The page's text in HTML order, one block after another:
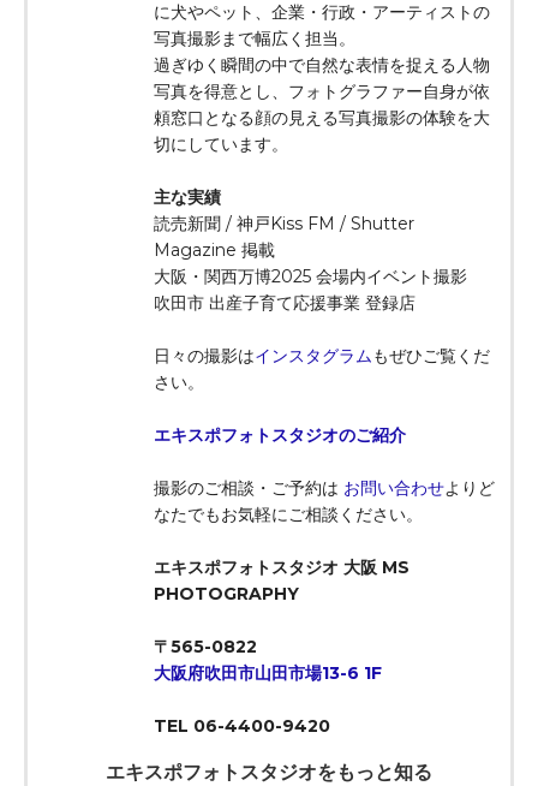
に犬やペット、企業・行政・アーティストの
写真撮影まで幅広く担当。
過ぎゆく瞬間の中で自然な表情を捉える人物
写真を得意とし、フォトグラファー自身が依
頼窓口となる顔の見える写真撮影の体験を大
切にしています。
主な実績
読売新聞 / 神戸Kiss FM / Shutter
Magazine 掲載
大阪・関西万博2025 会場内イベント撮影
吹田市 出産子育て応援事業 登録店
日々の撮影はインスタグラムもぜひご覧くだ
さい。
エキスポフォトスタジオのご紹介
撮影のご相談・ご予約は お問い合わせよりど
なたでもお気軽にご相談ください。
エキスポフォトスタジオ 大阪 MS
PHOTOGRAPHY
〒565-0822
大阪府吹田市山田市場13-6 1F
TEL 06-4400-9420
エキスポフォトスタジオをもっと知る